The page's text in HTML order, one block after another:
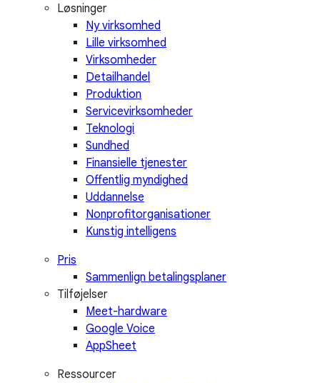
Løsninger
Ny virksomhed
Lille virksomhed
Virksomheder
Detailhandel
Produktion
Servicevirksomheder
Teknologi
Sundhed
Finansielle tjenester
Offentlig myndighed
Uddannelse
Nonprofitorganisationer
Kunstig intelligens
Pris
Sammenlign betalingsplaner
Tilføjelser
Meet-hardware
Google Voice
AppSheet
Ressourcer